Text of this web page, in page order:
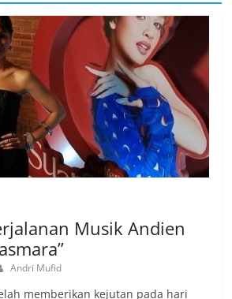
Musik Andien
Andri Mufid
memberikan kejutan pada hari